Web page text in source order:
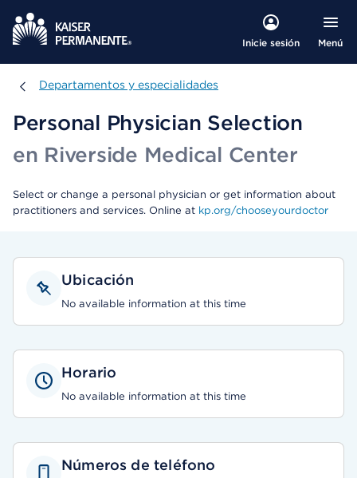
Inicie sesión Menú
Departamentos y especialidades
Departamentos y especialidades
Personal Physician Selection
en Riverside Medical Center
Select or change a personal physician or get information about
practitioners and services. Online at kp.org/chooseyourdoctor
Ubicación
No available information at this time
Horario
No available information at this time
Números de teléfono